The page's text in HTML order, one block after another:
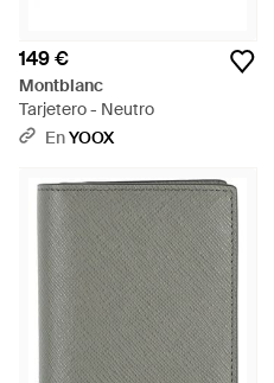
149 €
Montblanc
Tarjetero - Neutro
EnYOOX